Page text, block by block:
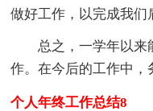
做好工作，以完成我们
总之，一学年以来
作。在今后的工作中，
个人年终工作总结8